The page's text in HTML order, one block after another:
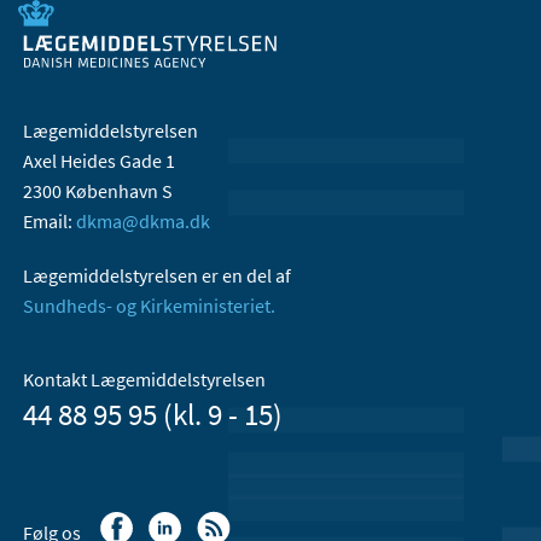
Lægemiddelstyrelsen
Axel Heides Gade 1
2300 København S
Email: dkma@dkma.dk
Lægemiddelstyrelsen er en del af
Sundheds- og Kirkeministeriet.
Kontakt Lægemiddelstyrelsen
44 88 95 95 (kl. 9 - 15)
Følg os